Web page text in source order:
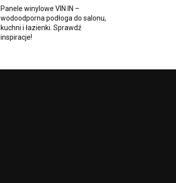
Panele winylowe VIN IN –
wodoodporna podłoga do salonu,
kuchni i łazienki. Sprawdź
inspiracje!